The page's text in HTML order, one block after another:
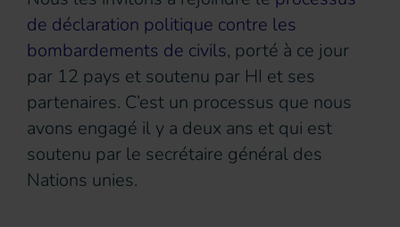
de déclaration politique contre les
bombardements de civils, porté à ce jour
par 12 pays et soutenu par HI et ses
partenaires. C’est un processus que nous
avons engagé il y a deux ans et qui est
soutenu par le secrétaire général des
Nations unies.